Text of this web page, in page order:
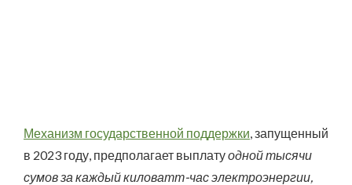
Механизм государственной поддержки , запущенный
в 2023 году, предполагает выплатуодной тысячи
сумов за каждый киловатт-час электроэнергии,